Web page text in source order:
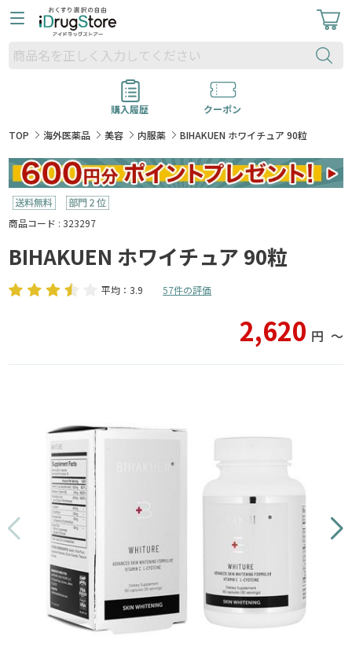
購入履歴
クーポン
TOP
海外医薬品 美容 内服薬 BIHAKUEN ホワイチュア 90粒
商品コード : 323297
BIHAKUEN ホワイチュア 90粒
平均：3.9 57件の評価
2,620 円 〜